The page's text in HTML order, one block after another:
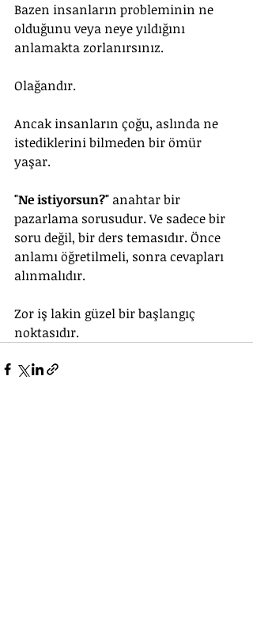
Bazen insanların probleminin ne
olduğunu veya neye yıldığını
anlamakta zorlanırsınız.
Olağandır.
Ancak insanların çoğu, aslında ne
istediklerini bilmeden bir ömür
yaşar.
"Ne istiyorsun?" anahtar bir
pazarlama sorusudur. Ve sadece bir
soru değil, bir ders temasıdır. Önce
anlamı öğretilmeli, sonra cevapları
alınmalıdır.
Zor iş lakin güzel bir başlangıç
noktasıdır.